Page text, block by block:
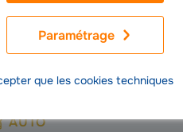
Paramétrage
que les cookies techniques
sont les
en cas
de la route ?
AUTO